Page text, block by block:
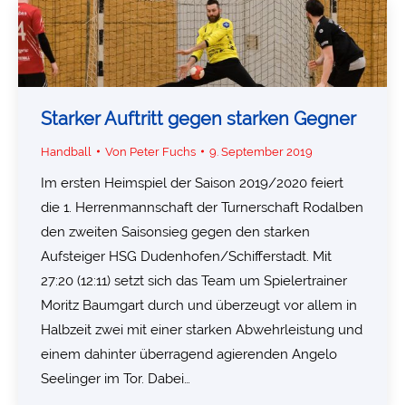
Starker Auftritt gegen starken Gegner
Handball Von Peter Fuchs 9. September 2019
Im ersten Heimspiel der Saison 2019/2020 feiert
die 1. Herrenmannschaft der Turnerschaft Rodalben
den zweiten Saisonsieg gegen den starken
Aufsteiger HSG Dudenhofen/Schifferstadt. Mit
27:20 (12:11) setzt sich das Team um Spielertrainer
Moritz Baumgart durch und überzeugt vor allem in
Halbzeit zwei mit einer starken Abwehrleistung und
einem dahinter überragend agierenden Angelo
Seelinger im Tor. Dabei…